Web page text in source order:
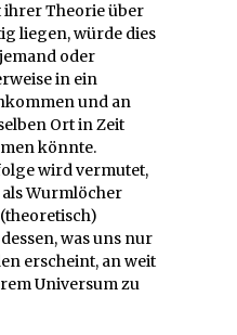
ihrer Theorie über
liegen, würde dies
oder
in ein
und an
Ort in Zeit
könnte.
wird vermutet,
Wurmlöcher
was uns nur
erscheint, an weit
Universum zu